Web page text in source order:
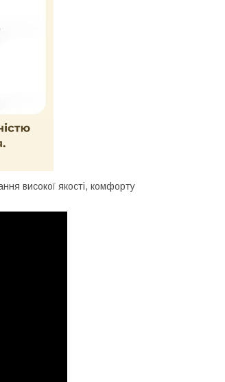
високої якості, комфорту